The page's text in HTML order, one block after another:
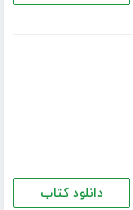
دانلود کتاب